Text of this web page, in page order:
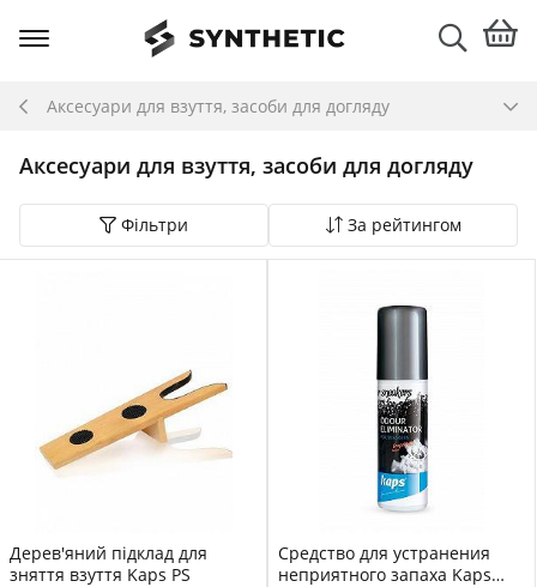
Аксесуари для взуття, засоби для догляду
Аксесуари для взуття, засоби для догляду
Фільтри За рейтингом
Дерев'яний підклад для
зняття взуття Kaps PS
Средство для устранения
неприятного запаха Kaps